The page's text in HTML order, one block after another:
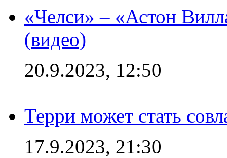
«Челси» – «Астон
(видео)
20.9.2023, 12:50
Терри может стать
17.9.2023, 21:30